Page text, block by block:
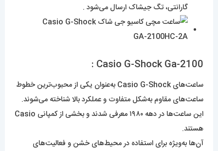
گارانتی، تگ جیشاک ارسال می‌شود .
Casio G-Shock Ga-2100 :
ساعت‌های Casio G-Shock به‌عنوان یکی از محبوب‌ترین خطوط
ساعت‌های مقاوم به‌شکل متفاوت و عملکرد بالا شناخته می‌شوند.
این ساعت‌ها در دهه ۱۹۸۰ معرفی شدند و بخشی از کمپانی Casio
هستند.
آن‌ها به‌ویژه برای استفاده در محیط‌های خشن و فعالیت‌های